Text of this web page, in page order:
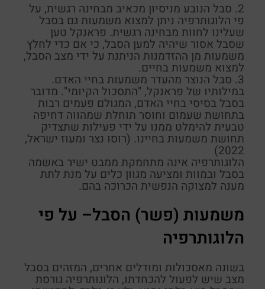
2. סבל הנובע מניסיון מכאיב מבחינה רגשית, על
פי הלוגותרפיה ניתן למצוא משמעות גם בסבל
שעלינו לחוות מבחינה רגשית. פראנקל טען
שסבל אסור שיהיה למען הסבל, כי אם כדי לחלץ
משמעות מן ההזדמנות הניתנת על ידי מצב הסבל,
למצוא משמעות בחיים.
3. סבל הנוצר מהעדר משמעות בחיי האדם.
במילותיו של פראנקל, "התסכול הקיומי". מדובר
בסבל בסיסי בחיי האדם, המגולם פעמים רבות
בתחושת שעמום וחוסר תוחלת שמהווה דחיפה
טבעית להימלט ממנו על ידי פעילות שתצדיק
תחושת משמעות בחיינו. (רוסו נצר ומעוז ישראל,
2022)
הלוגותרפיה אינה מתחמקת ממבט ישיר באשמה
בסבל ובמוות ומציעה מגוון כלים על מנת לתת
מענה למצוקה הנפשית הכרוכה בהם.
משמעות (פשר) הסבל– על פי
הלוגותרפיה
בשונה מאסכולות ומודלים אחרים, המזהים בסבל
מצב שיש לפעול להכחדתו, הלוגותרפיה גורסת